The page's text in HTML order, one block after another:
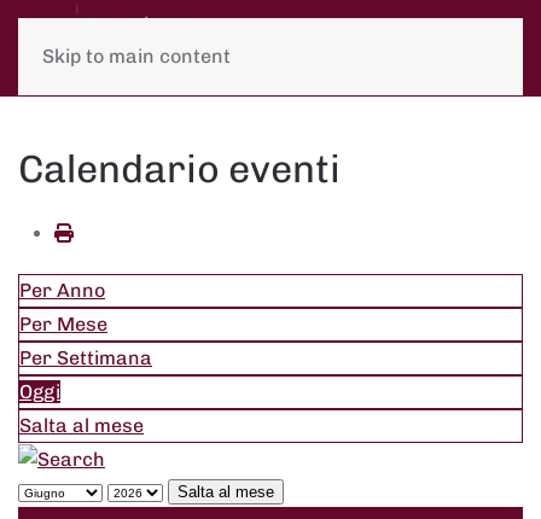
Skip to main content
Calendario eventi
Per Anno
Per Mese
Per Settimana
Oggi
Salta al mese
Salta al mese